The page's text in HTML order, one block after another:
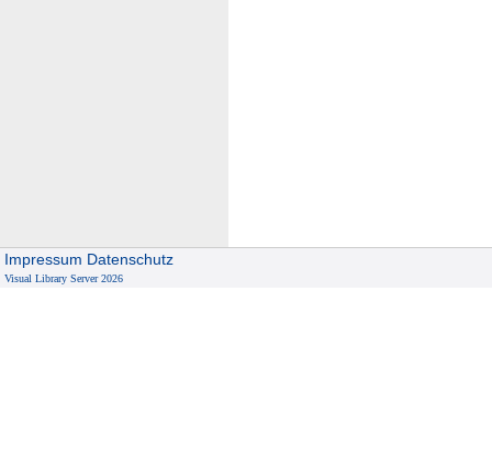
Impressum Datenschutz
Visual Library Server 2026